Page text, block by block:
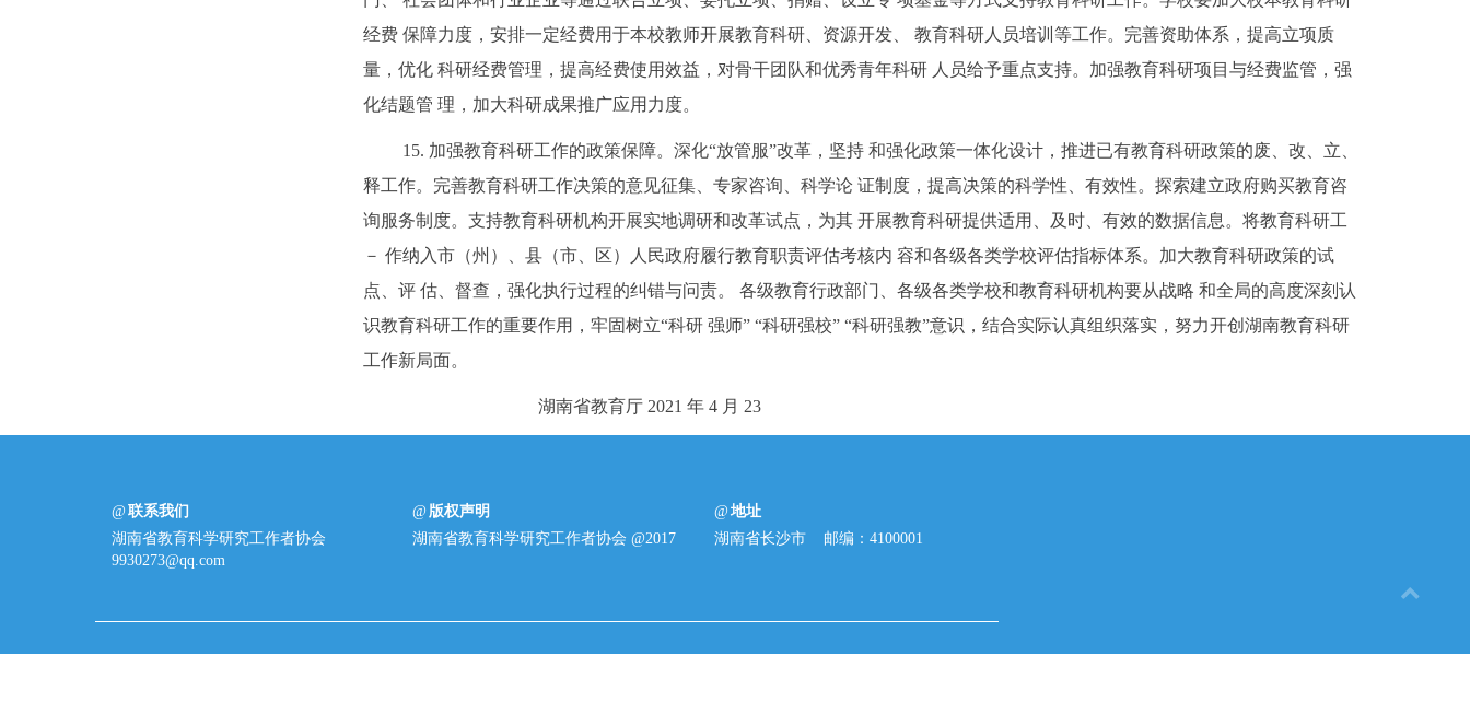
经费 保障力度，安排一定经费用于本校教师开展教育科研、资源开发、 教育科研人员培训等工作。完善资助体系，提高立项质
量，优化 科研经费管理，提高经费使用效益，对骨干团队和优秀青年科研 人员给予重点支持。加强教育科研项目与经费监管，强
化结题管 理，加大科研成果推广应用力度。
15. 加强教育科研工作的政策保障。深化“放管服”改革，坚持 和强化政策一体化设计，推进已有教育科研政策的废、改、立、
释工作。完善教育科研工作决策的意见征集、专家咨询、科学论 证制度，提高决策的科学性、有效性。探索建立政府购买教育咨
询服务制度。支持教育科研机构开展实地调研和改革试点，为其 开展教育科研提供适用、及时、有效的数据信息。将教育科研工
－ 作纳入市（州）、县（市、区）人民政府履行教育职责评估考核内 容和各级各类学校评估指标体系。加大教育科研政策的试
点、评 估、督查，强化执行过程的纠错与问责。 各级教育行政部门、各级各类学校和教育科研机构要从战略 和全局的高度深刻认
识教育科研工作的重要作用，牢固树立“科研 强师” “科研强校” “科研强教”意识，结合实际认真组织落实，努力开创湖南教育科研
工作新局面。
湖南省教育厅 2021 年 4 月 23
联系我们
湖南省教育科学研究工作者协会
9930273@qq.com
版权声明
湖南省教育科学研究工作者协会 @2017
地址
湖南省长沙市 邮编：4100001